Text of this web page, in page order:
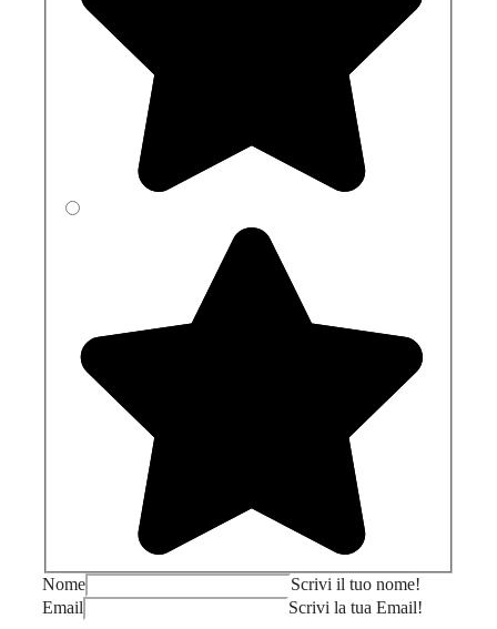
Nome
Scrivi il tuo nome!
Email
Scrivi la tua Email!